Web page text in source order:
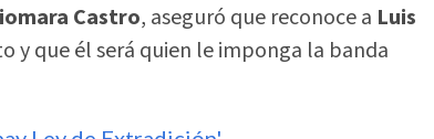
Castro, aseguró que reconoce a Luis
que él será quien le imponga la banda